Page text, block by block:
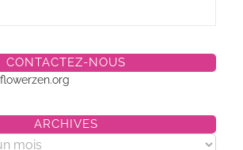
CONTACTEZ-NOUS
ARCHIVES